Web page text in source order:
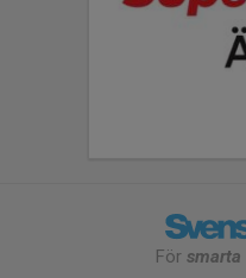
För smarta